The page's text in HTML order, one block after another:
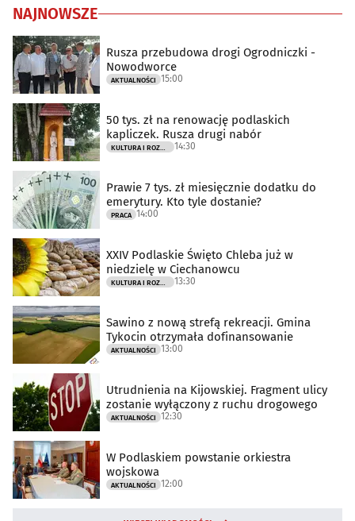
NAJNOWSZE
Rusza przebudowa drogi Ogrodniczki -
Nowodworce
AKTUALNOŚCI 15:00
50 tys. zł na renowację podlaskich
kapliczek. Rusza drugi nabór
14:30
Prawie 7 tys. zł miesięcznie dodatku do
emerytury. Kto tyle dostanie?
PRACA 14:00
XXIV Podlaskie Święto Chleba już w
niedzielę w Ciechanowcu
13:30
Sawino z nową strefą rekreacji. Gmina
Tykocin otrzymała dofinansowanie
AKTUALNOŚCI 13:00
Utrudnienia na Kijowskiej. Fragment ulicy
zostanie wyłączony z ruchu drogowego
AKTUALNOŚCI 12:30
W Podlaskiem powstanie orkiestra
wojskowa
AKTUALNOŚCI 12:00